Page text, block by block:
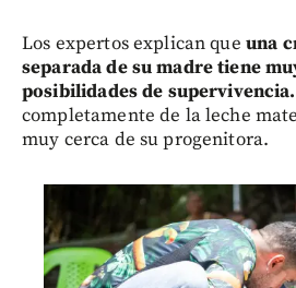
Los expertos explican que una
separada de su madre tiene
posibilidades de supervivencia.
completamente de la leche
muy cerca de su progenitora.